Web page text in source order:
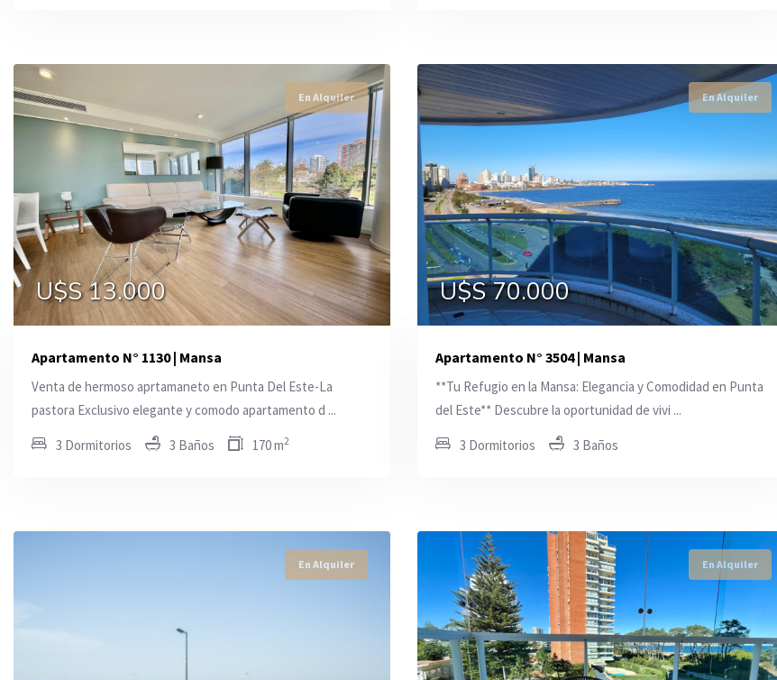
En Alquiler
U$S 13.000
En Alquiler
U$S 13.000
Apartamento N° 1130 | Mansa
Venta de hermoso aprtamaneto en Punta Del Este-La
pastora Exclusivo elegante y comodo apartamento d ...
3 Dormitorios 3 Baños 170 m2
En Alquiler
U$S 70.000
En Alquiler
U$S 70.000
Apartamento N° 3504 | Mansa
**Tu Refugio en la Mansa: Elegancia y Comodidad en Punta
del Este** Descubre la oportunidad de vivi ...
3 Dormitorios 3 Baños
En Alquiler
U$S 28.000
En Alquiler
U$S 28.000
En Alquiler En Alquiler
En Alquiler En Alquiler
En Alquiler En Alquiler